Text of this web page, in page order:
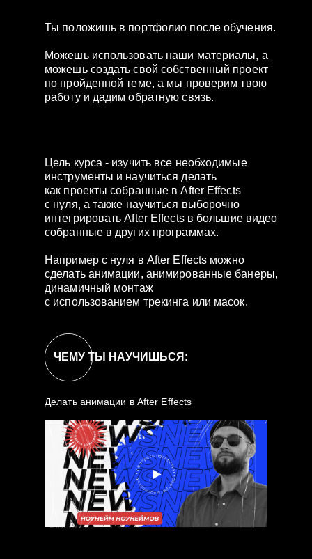
Ты положишь в портфолио после обучения.
Можешь использовать наши материалы, а
можешь создать свой собственный проект
по пройденной теме, а мы проверим твою
работу и дадим обратную связь.
ЧЕМУ ТЫ НАУЧИШЬСЯ:
Цель курса - изучить все необходимые
инструменты и научиться делать
как проекты собранные в After Effects
с нуля, а также научиться выборочно
интегрировать After Effects в большие видео
собранные в других программах.
Например с нуля в After Effects можно
сделать анимации, анимированные банеры,
динамичный монтаж
с использованием трекинга или масок.
Делать анимации в After Effects